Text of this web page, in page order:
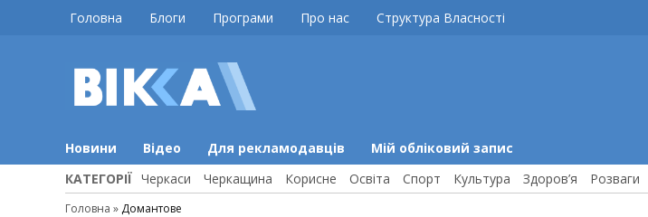
Головна Блоги Програми Про нас Структура Власності
Новини Відео Для рекламодавців Мій обліковий запис
КАТЕГОРІЇ Черкаси Черкащина Корисне Освіта Спорт Культура Здоров’я Розваги
Головна » Домантове